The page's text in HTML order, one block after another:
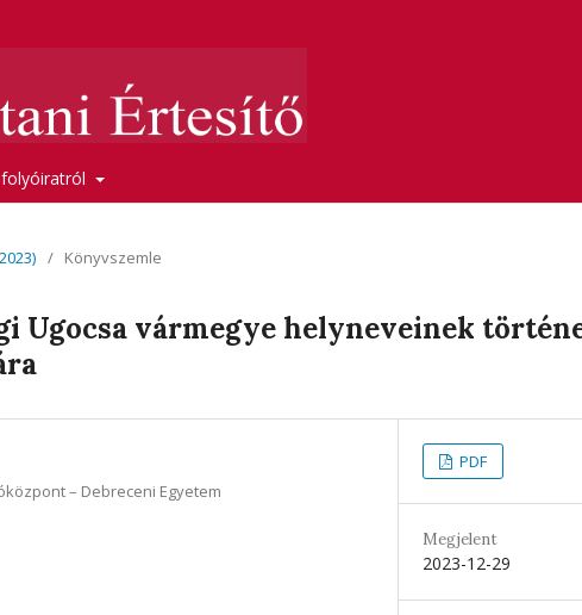
/ Könyvszemle
Ugocsa vármegye helyneveinek
– Debreceni Egyetem
PDF
Megjelent
2023-12-29